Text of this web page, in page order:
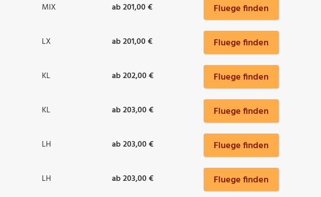
MIX ab 201,00 € Fluege finden
LX ab 201,00 € Fluege finden
KL ab 202,00 € Fluege finden
KL ab 203,00 € Fluege finden
LH ab 203,00 € Fluege finden
LH ab 203,00 € Fluege finden